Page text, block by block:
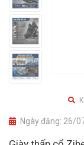
Ngày đăng: 26/